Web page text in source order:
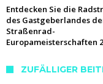
Entdecken Sie die
des Gastgeberlandes
Straßenrad-
Europameisterschaften
ZUFÄLLIGER